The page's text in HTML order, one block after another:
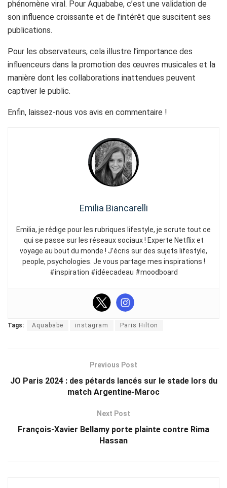
phénomène viral. Pour Aquababe, c’est une validation de
son influence croissante et de l’intérêt que suscitent ses
publications.
Pour les observateurs, cela illustre l’importance des
influenceurs dans la promotion des œuvres musicales et la
manière dont les collaborations inattendues peuvent
captiver le public.
Enfin, laissez-nous vos avis en commentaire !
Emilia Biancarelli
Emilia, je rédige pour les rubriques lifestyle, je scrute tout ce
qui se passe sur les réseaux sociaux ! Experte Netflix et
voyage au bout du monde ! J’écris sur des sujets lifestyle,
people, psychologies. Je vous partage mes inspirations !
#inspiration #idéecadeau #moodboard
Tags: Aquababe instagram Paris Hilton
Previous Post
JO Paris 2024 : des pétards lancés sur le stade lors du
match Argentine-Maroc
Next Post
François-Xavier Bellamy porte plainte contre Rima
Hassan